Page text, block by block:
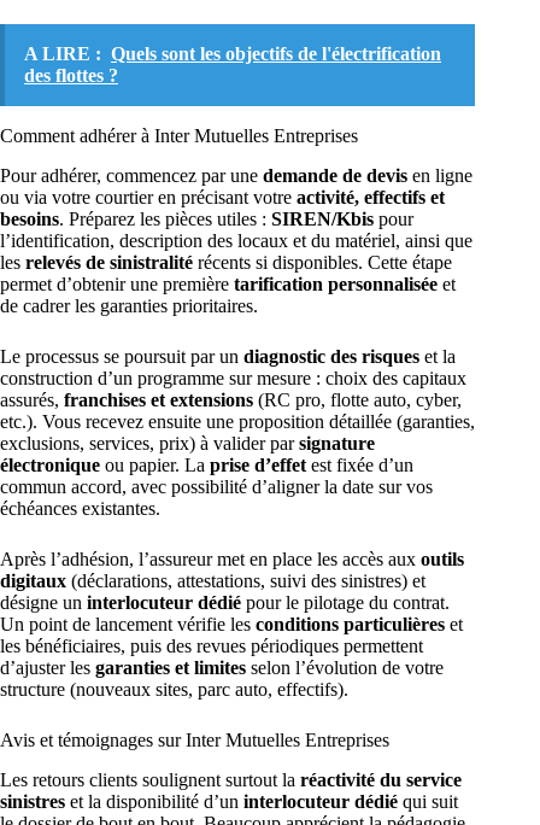
A LIRE : Quels sont les objectifs de l'électrification
des flottes ?
Comment adhérer à Inter Mutuelles Entreprises
Pour adhérer, commencez par une demande de devis en ligne
ou via votre courtier en précisant votre activité, effectifs et
besoins. Préparez les pièces utiles : SIREN/Kbis pour
l’identification, description des locaux et du matériel, ainsi que
les relevés de sinistralité récents si disponibles. Cette étape
permet d’obtenir une première tarification personnalisée et
de cadrer les garanties prioritaires.
Le processus se poursuit par un diagnostic des risques et la
construction d’un programme sur mesure : choix des capitaux
assurés, franchises et extensions (RC pro, flotte auto, cyber,
etc.). Vous recevez ensuite une proposition détaillée (garanties,
exclusions, services, prix) à valider parsignature
électronique ou papier. La prise d’effet est fixée d’un
commun accord, avec possibilité d’aligner la date sur vos
échéances existantes.
Après l’adhésion, l’assureur met en place les accès aux outils
digitaux (déclarations, attestations, suivi des sinistres) et
désigne un interlocuteur dédié pour le pilotage du contrat.
Un point de lancement vérifie les conditions particulières et
les bénéficiaires, puis des revues périodiques permettent
d’ajuster les garanties et limites selon l’évolution de votre
structure (nouveaux sites, parc auto, effectifs).
Avis et témoignages sur Inter Mutuelles Entreprises
Les retours clients soulignent surtout la réactivité du service
sinistres et la disponibilité d’un interlocuteur dédié qui suit